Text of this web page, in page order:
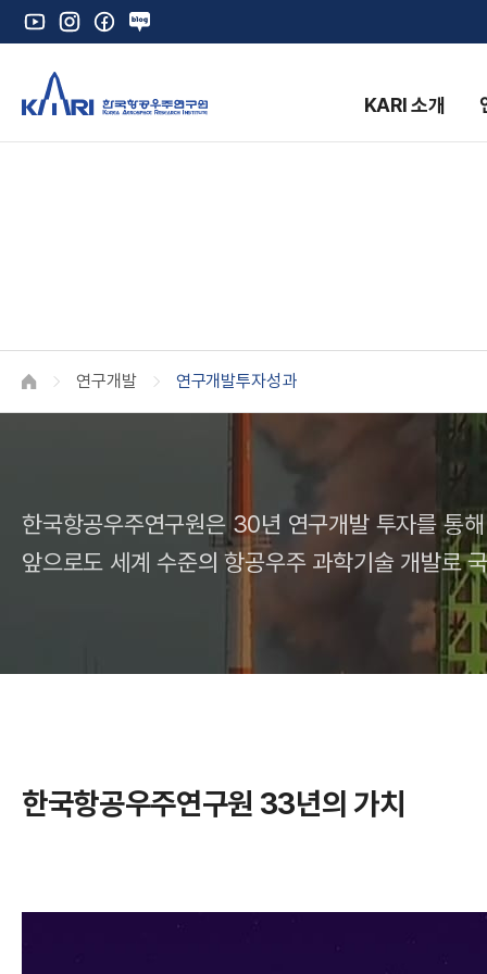
유
튜
인
스
그
램
페
이
네
로
그
A
R
KARI 소개
HOME 연구개발 연구개발투자성과
한국항공우주연구원은 30년 연구개발 투자를 통
앞으로도 세계 수준의 항공우주 과학기술 개발로
한국항공우주연구원 33년의 가치